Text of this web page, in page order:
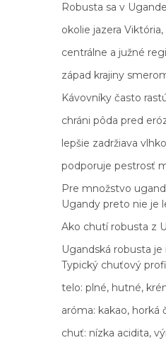
Robusta sa v
okolie jazera Viktória,
centrálne a južné
západ krajiny
Kávovníky často
chráni pôda pred
lepšie zadržiava
podporuje pestrosť
Pre množstvo
Ugandy preto nie je
Ako chutí robusta z
Ugandská robusta
Typický chuťový
telo: plné, hutné,
aróma: kakao,
chuť: nízka acidita,